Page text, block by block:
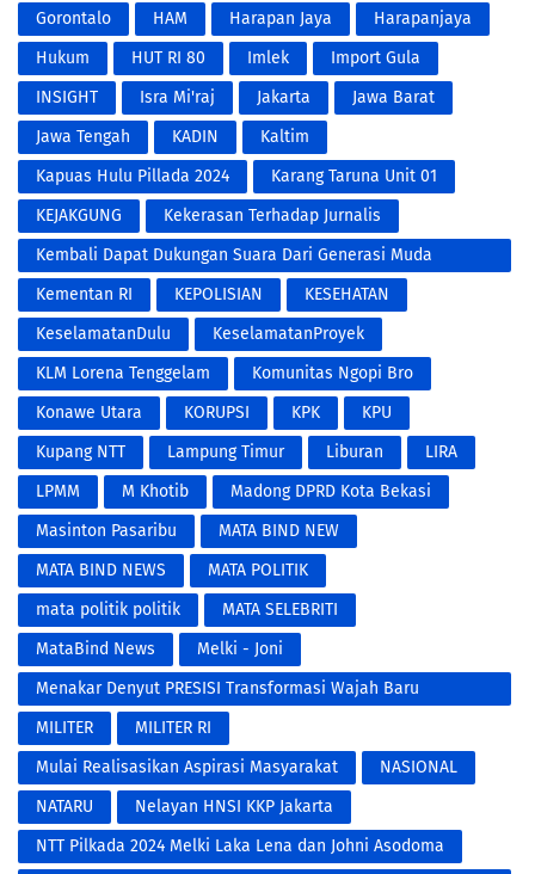
Gorontalo
HAM Harapan Jaya
Harapanjaya
Hukum
HUT RI 80 Imlek
Import Gula
INSIGHT
Isra Mi'raj Jakarta
Jawa Barat
Jawa Tengah
KADIN
Kaltim
Kapuas Hulu Pillada 2024
Karang Taruna Unit 01
KEJAKGUNG
Kekerasan Terhadap Jurnalis
Kembali Dapat Dukungan Suara Dari Generasi Muda
Harapan Jaya dan 1.000 Warga RW 001 Harapan Jaya
Kementan RI KEPOLISIAN
KESEHATAN
KeselamatanDulu
KeselamatanProyek
KLM Lorena Tenggelam
Komunitas Ngopi Bro
Konawe Utara
KORUPSI KPK
KPU
Kupang NTT
Lampung Timur Liburan
LIRA
LPMM
M Khotib
Madong DPRD Kota Bekasi
Masinton Pasaribu
MATA BIND NEW
MATA BIND NEWS
MATA POLITIK
mata politik politik
MATA SELEBRITI
MataBind News
Melki - Joni
​Menakar Denyut PRESISI Transformasi Wajah Baru
Kepolisian di Era Digital
MILITER
MILITER RI
Mulai Realisasikan Aspirasi Masyarakat
NASIONAL
NATARU
Nelayan HNSI KKP Jakarta
NTT Pilkada 2024 Melki Laka Lena dan Johni Asodoma